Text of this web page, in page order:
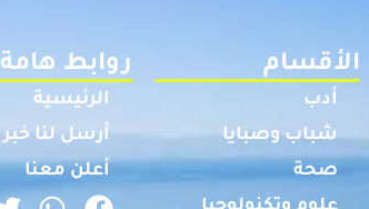
الأقسام
أدب
شباب وصبايا
صحة
روابط هامة
الرئيسية
أرسل لنا خبر
أعلن معنا